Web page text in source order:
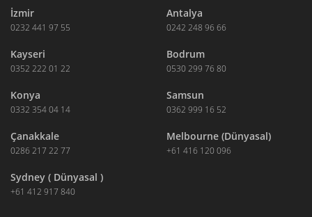
İzmir
0232 441 97 55
Antalya
0242 248 96 66
Kayseri
0352 222 01 22
Bodrum
0530 299 76 80
Konya
0332 354 04 14
Samsun
0362 999 16 52
Çanakkale
0286 217 22 77
Melbourne (Dünyasal)
+61 416 120 096
Sydney ( Dünyasal )
+61 412 917 840